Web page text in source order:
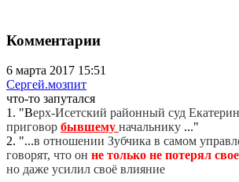
Комментарии
6 марта 2017 15:51
Сергей.мозпит
что-то запутался
1. "Верх-Исетский районный суд
приговор бывшему начальнику ..."
2. "...в отношении Зубчика в самом
говорят, что он не только не потерял
но даже усилил своё влияние